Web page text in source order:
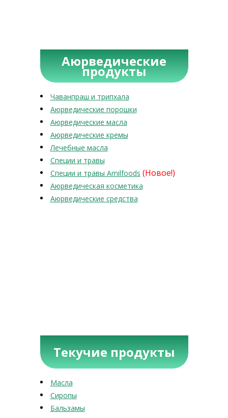
Аюрведические
продукты
Чаванпраш и трипхала
Аюрведические порошки
Аюрведические масла
Аюрведические кремы
Лечебные масла
Специи и травы
Специи и травы Amilfoods (Новое!)
Аюрведическая косметика
Аюрведические средства
Текучие продукты
Масла
Сиропы
Бальзамы